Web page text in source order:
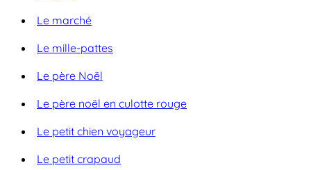
Le marché
Le mille-pattes
Le père Noël
Le père noël en culotte rouge
Le petit chien voyageur
Le petit crapaud